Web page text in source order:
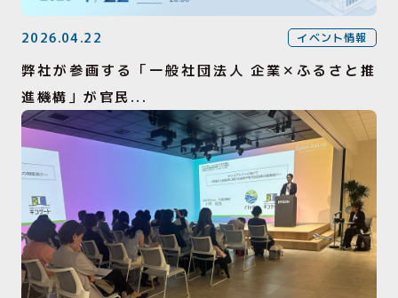
2026.04.22 イベント情報
弊社が参画する「一般社団法人 企業✕ふるさと推
進機構」が官民...